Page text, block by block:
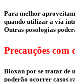
Para melhor
quando utilizar a via
Outras posologias
Precauções
Bioxan por se tratar de
poderão ocorrer casos